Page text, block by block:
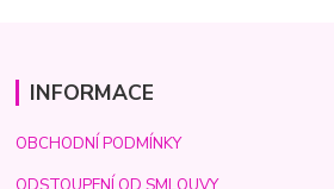
INFORMACE
OBCHODNÍ PODMÍNKY